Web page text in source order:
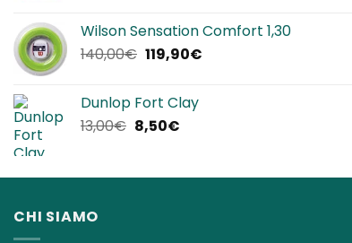
era:
25,00€.
è:
22,90€.
Wilson Sensation Comfort 1,30
140,00€ Il
era:
140,00€.
119,90€Il
Dunlop Fort Clay
13,00€ Il
era:
8,50€Il
è:
CHI SIAMO